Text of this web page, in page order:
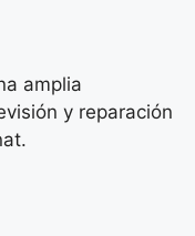
amplia
y reparación